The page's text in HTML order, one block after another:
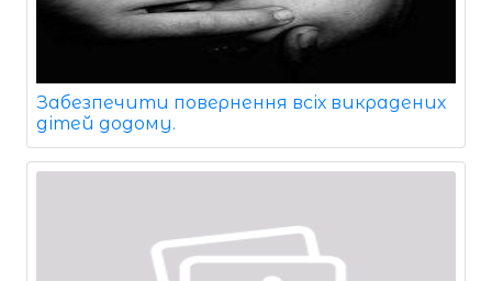
Забезпечити повернення всіх викрадених
дітей додому.